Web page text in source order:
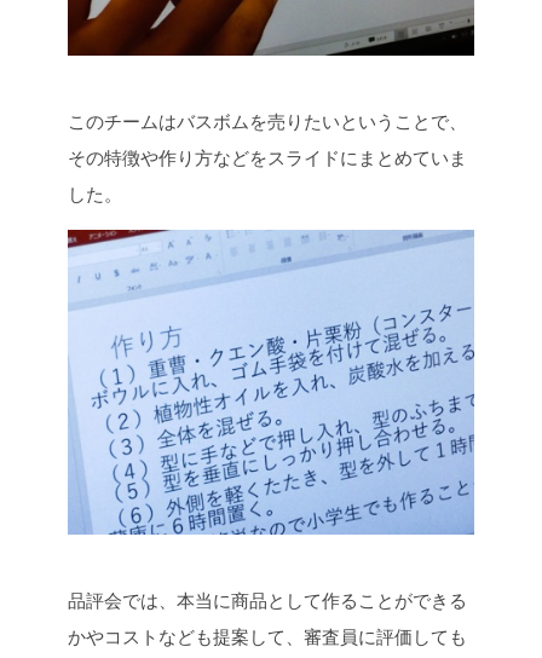
このチームはバスボムを売りたいということで、
その特徴や作り方などをスライドにまとめていま
した。
品評会では、本当に商品として作ることができる
かやコストなども提案して、審査員に評価しても